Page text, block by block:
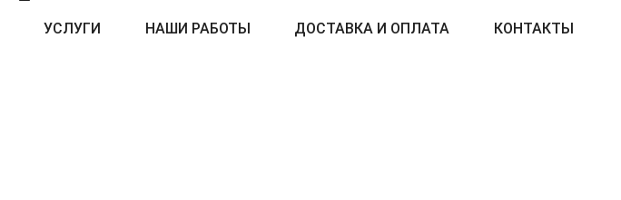
УСЛУГИ НАШИ РАБОТЫ ДОСТАВКА И ОПЛАТА КОНТАКТЫ